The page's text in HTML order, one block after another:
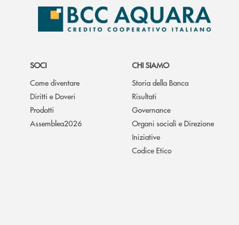
SOCI
Come diventare
Diritti e Doveri
Prodotti
Assemblea2026
CHI SIAMO
Storia della Banca
Risultati
Governance
Organi sociali e Direzione
Iniziative
Codice Etico